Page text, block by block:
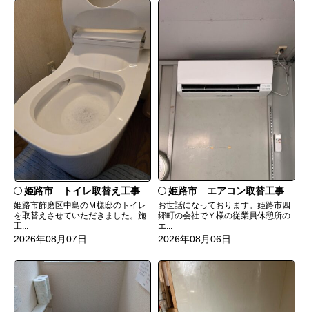
姫路市 トイレ取替え工事
姫路市飾磨区中島のＭ様邸のトイレ
を取替えさせていただきました。施
工...
2026年08月07日
姫路市 エアコン取替工事
お世話になっております。姫路市四
郷町の会社でＹ様の従業員休憩所の
エ...
2026年08月06日